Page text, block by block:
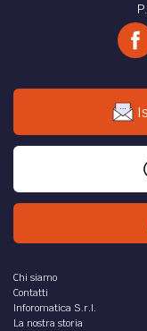
Chi siamo
Contatti
Inforomatica S.r.l.
La nostra storia